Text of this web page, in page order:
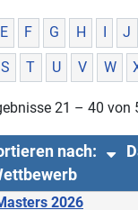
E F G H J
S T U V W
21 – 40 von
nach:
2026